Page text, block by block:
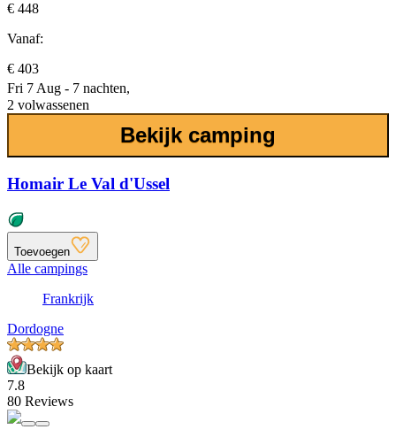
€ 448
Vanaf:
€ 403
Fri 7 Aug - 7 nachten,
2 volwassenen
Bekijk camping
Homair Le Val d'Ussel
Toevoegen
Alle campings
Frankrijk
Dordogne
Bekijk op kaart
7.8
80 Reviews